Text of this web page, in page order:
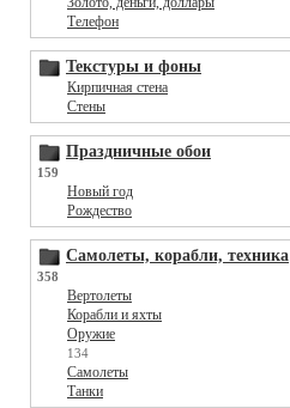
Телефон
Текстуры и фоны
Кирпичная стена
Стены
Праздничные обои
159
Новый год
Рождество
Самолеты, корабли, техника
358
Вертолеты
Корабли и яхты
Оружие
134
Самолеты
Танки